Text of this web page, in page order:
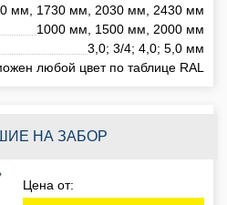
мм, 1730 мм, 2030 мм, 2430 мм
1000 мм, 1500 мм, 2000 мм
3,0; 3/4; 4,0; 5,0 мм
любой цвет по таблице RAL
НА ЗАБОР
Цена от: